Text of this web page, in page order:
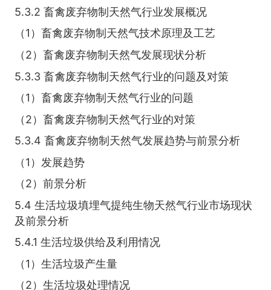
5.3.2 畜禽废弃物制天然气行业发展概况
（1）畜禽废弃物制天然气技术原理及工艺
（2）畜禽废弃物制天然气发展现状分析
5.3.3 畜禽废弃物制天然气行业的问题及对策
（1）畜禽废弃物制天然气行业的问题
（2）畜禽废弃物制天然气行业的对策
5.3.4 畜禽废弃物制天然气发展趋势与前景分析
（1）发展趋势
（2）前景分析
5.4 生活垃圾填埋气提纯生物天然气行业市场现状
及前景分析
5.4.1 生活垃圾供给及利用情况
（1）生活垃圾产生量
（2）生活垃圾处理情况